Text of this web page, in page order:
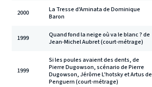
2000
La Tresse d'Aminata de Dominique
Baron
1999
Quand fond la neige où va le blanc ? de
Jean-Michel Aubret (court-métrage)
1999
Si les poules avaient des dents, de
Pierre Dugowson, scénario de Pierre
Dugowson, Jérôme L'hotsky et Artus de
Penguern (court-métrage)